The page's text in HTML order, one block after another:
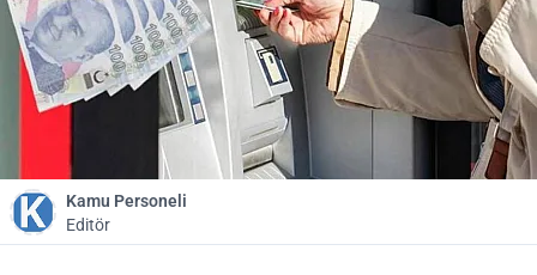
Kamu Personeli
Editör